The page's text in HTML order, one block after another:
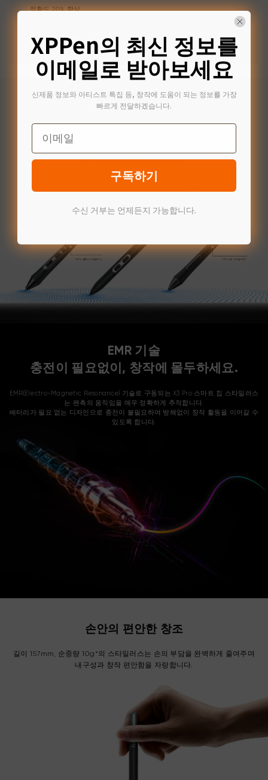
정확도 20% 향상
±0.4mm
±0.5mm
(중심)
X3 스마트 칩 스타일러스
펜 ID 자동 인식
즈 디지털 스타일러스는 펜 ID 인식을 지원합니다.
단축키를 사용자 정의하여 특정 요구에 맞출 수 있습니다. 창의력
이 막힘없이 넘쳐 흐르게 하세요!
X3 Pro 롤러 스타일러스 X3 Pro 칩 스타일러스
EMR 기술
충전이 필요없이, 창작에 몰두하세요.
EMR(Electro-Magnetic Resonance) 기술로 구동되는 X3 Pro 스마트 칩 스타일러스
는 펜촉의 움직임을 매우 정확하게 추적합니다.
배터리가 필요 없는 디자인으로 충전이 불필요하여 방해없이 창작 활동을 이어갈 수
있도록 합니다.
손안의 편안한 창조
길이 157mm, 순중량 10g*의 스타일러스는 손의 부담을 완벽하게 줄여주며
내구성과 창작 편안함을 자랑합니다.
XPPen의 최신 정보를
이메일로 받아보세요
신제품 정보와 아티스트 특집 등, 창작에 도움이 되는 정보를 가장
빠르게 전달하겠습니다.
Email
구독하기
수신 거부는 언제든지 가능합니다.